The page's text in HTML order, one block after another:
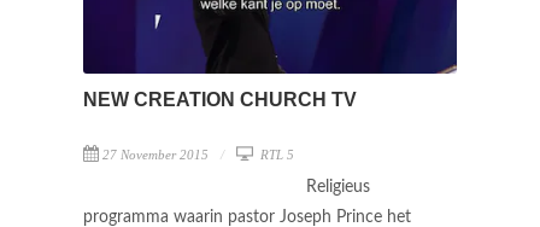
NEW CREATION CHURCH TV
27 November 2015 RTL 5
Religieus
programma waarin pastor Joseph Prince het